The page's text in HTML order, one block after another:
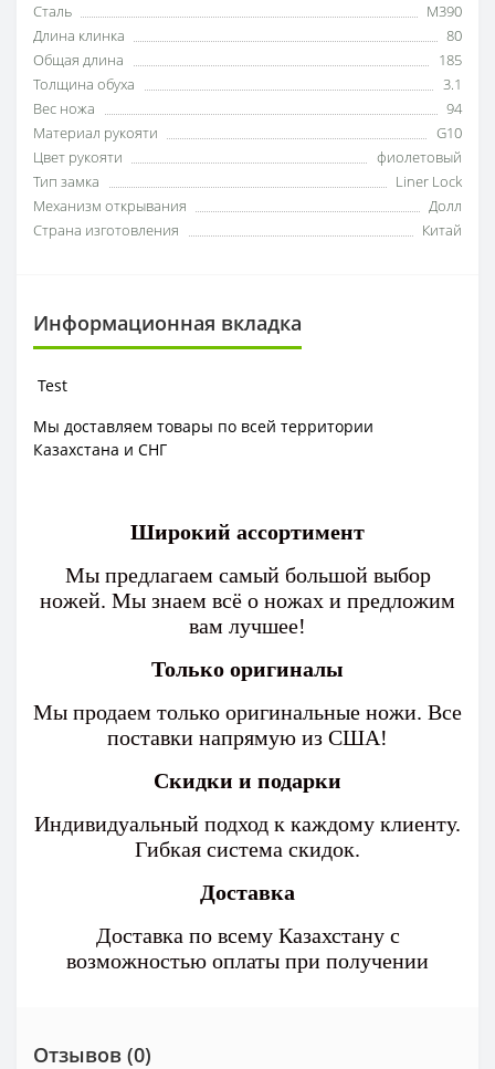
Сталь
M390
Длина клинка
80
Общая длина
185
Толщина обуха
3.1
Вес ножа
94
Материал рукояти
G10
Цвет рукояти
фиолетовый
Тип замка
Liner Lock
Механизм открывания
Долл
Страна изготовления
Китай
Информационная вкладка
Test
Мы доставляем товары по всей территории
Казахстана и СНГ
Широкий ассортимент
Мы предлагаем самый большой выбор
ножей. Мы знаем всё о ножах и предложим
вам лучшее!
Только оригиналы
Мы продаем только оригинальные ножи. Все
поставки напрямую из США!
Скидки и подарки
Индивидуальный подход к каждому клиенту.
Гибкая система скидок.
Доставка
Доставка по всему Казахстану с
возможностью оплаты при получении
Отзывов (0)